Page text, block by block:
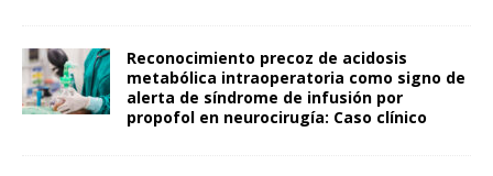
Reconocimiento precoz de acidosis
metabólica intraoperatoria como signo de
alerta de síndrome de infusión por
propofol en neurocirugía: Caso clínico